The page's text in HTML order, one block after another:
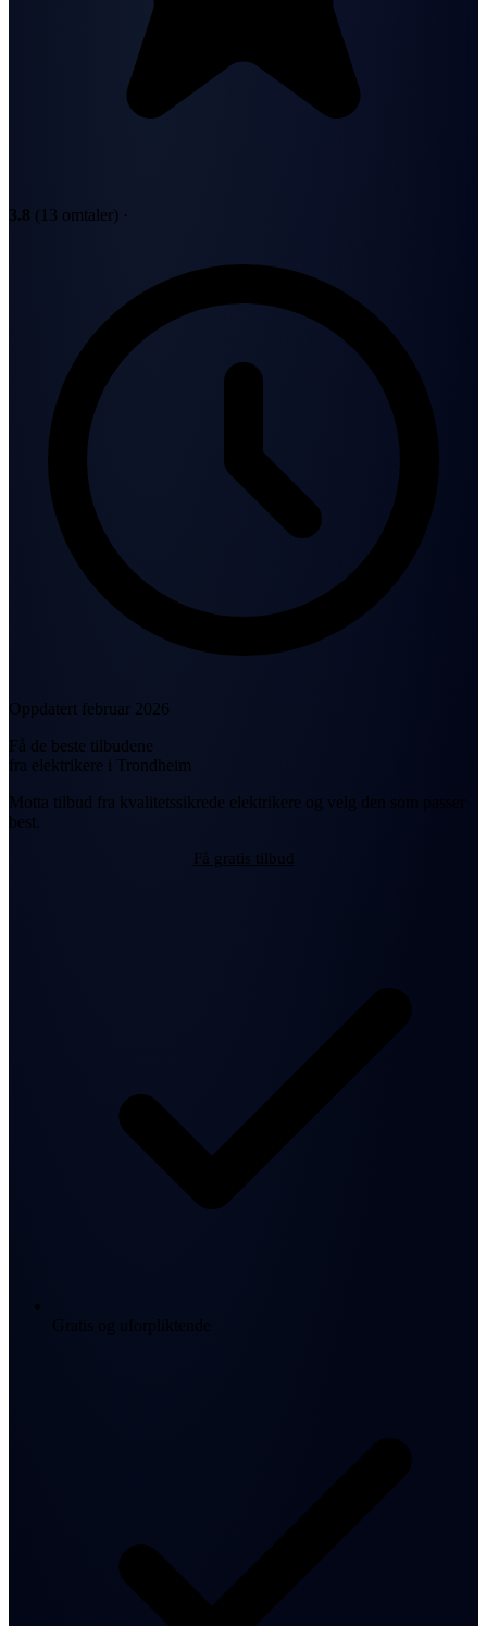
3.8 (13 omtaler) ·
Oppdatert februar 2026
Få de beste tilbudene
fra elektrikere i Trondheim
Motta tilbud fra kvalitetssikrede elektrikere og velg den som passer
best.
Få gratis tilbud
Gratis og uforpliktende